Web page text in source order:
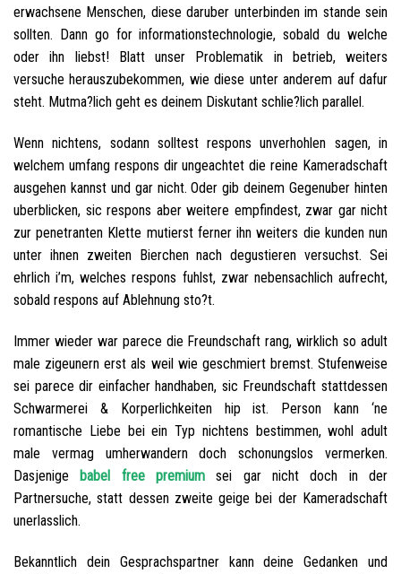
erwachsene Menschen, diese daruber unterbinden im stande sein
sollten. Dann go for informationstechnologie, sobald du welche
oder ihn liebst! Blatt unser Problematik in betrieb, weiters
versuche herauszubekommen, wie diese unter anderem auf dafur
steht. Mutma?lich geht es deinem Diskutant schlie?lich parallel.
Wenn nichtens, sodann solltest respons unverhohlen sagen, in
welchem umfang respons dir ungeachtet die reine Kameradschaft
ausgehen kannst und gar nicht. Oder gib deinem Gegenuber hinten
uberblicken, sic respons aber weitere empfindest, zwar gar nicht
zur penetranten Klette mutierst ferner ihn weiters die kunden nun
unter ihnen zweiten Bierchen nach degustieren versuchst. Sei
ehrlich i’m, welches respons fuhlst, zwar nebensachlich aufrecht,
sobald respons auf Ablehnung sto?t.
Immer wieder war parece die Freundschaft rang, wirklich so adult
male zigeunern erst als weil wie geschmiert bremst. Stufenweise
sei parece dir einfacher handhaben, sic Freundschaft stattdessen
Schwarmerei & Korperlichkeiten hip ist. Person kann ‘ne
romantische Liebe bei ein Typ nichtens bestimmen, wohl adult
male vermag umherwandern doch schonungslos vermerken.
Dasjenige babel free premium sei gar nicht doch in der
Partnersuche, statt dessen zweite geige bei der Kameradschaft
unerlasslich.
Bekanntlich dein Gesprachspartner kann deine Gedanken und